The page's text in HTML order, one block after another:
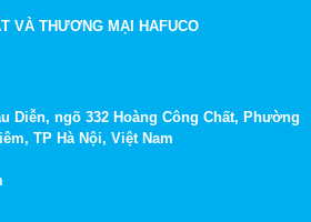
VÀ THƯƠNG MẠI HAFUCO
Diễn, ngõ 332 Hoàng Công Chất, Phường
TP Hà Nội, Việt Nam